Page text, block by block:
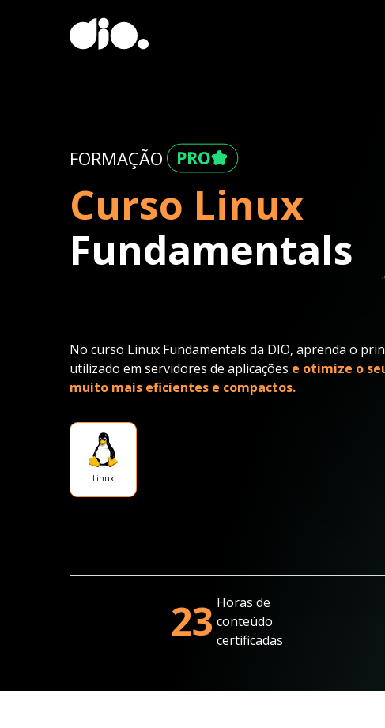
FORMAÇÃO
Curso Linux
Fundamentals
No curso Linux Fundamentals da DIO, aprenda o
utilizado em servidores de aplicações e otimize o
muito mais eficientes e compactos.
Linux
23 Horas de
conteúdo
certificadas